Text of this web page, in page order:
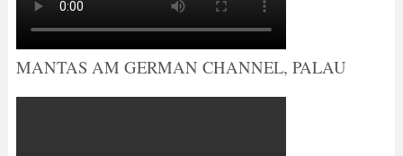
MANTAS AM GERMAN CHANNEL, PALAU